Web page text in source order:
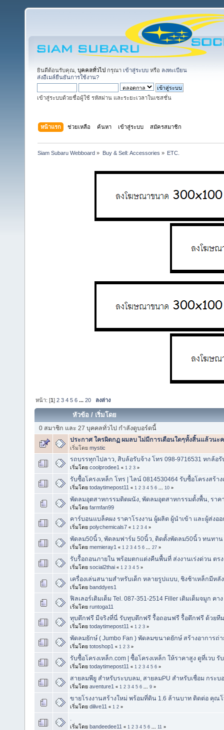
ยินดีต้อนรับคุณ, บุคคลทั่วไป กรุณา เข้าสู่ระบบ หรือ ลงทะเบียน
ส่งอีเมล์ยืนยันการใช้งาน?
เข้าสู่ระบบด้วยชื่อผู้ใช้ รหัสผ่าน และระยะเวลาในเซสชั่น
หน้าแรก ช่วยเหลือ ค้นหา เข้าสู่ระบบ สมัครสมาชิก
Siam Subaru Webboard » Buy & Sell: Accessories » ETC.
หน้า: [1]2 3 4 5 6 ...20 ลงล่าง
หัวข้อ / เริ่มโดย
0 สมาชิก และ 27 บุคคลทั่วไป กำลังดูบอร์ดนี้
ประกาศ ใครผิดกฏ ผมลบ ไม่มีการเตือนใดๆทั้งสิ้นแล้วนะ
เริ่มโดย mystic
รถบรรทุกไปลาว, สิบล้อรับจ้าง โทร 098-9716531 หกล้อรั
เริ่มโดย coolprodee1 « 1 2 3 »
รับซื้อโครงเหล็ก โทร | ไลน์ 0814530464 รับซื้อโครงสร้าง
เริ่มโดย todaytimepost11 « 1 2 3 4 5 6 10 »
พัดลมอุตสาหกรรมติดผนัง, พัดลมอุตสาหกรรมตั้งพื้น, ราค
เริ่มโดย farmfan99
คาร์บอนแบล็คผง ราคาโรงงาน ผู้ผลิต ผู้นำเข้า และผู้ส่งอ
เริ่มโดย polychemicals7 « 1 2 3 4 »
พัดลม50นิ้ว, พัดลมฟาร์ม 50นิ้ว, ติดตั้งพัดลม50นิ้ว ทนทาน
เริ่มโดย memieray1 « 1 2 3 4 5 6 27 »
รับรื้อถอนภายใน พร้อมตกแต่งคืนพื้นที่ ส่งงานเร่งด่วน ตร
เริ่มโดย social2thai « 1 2 3 4 5 »
เครื่องเล่นสนามสำหรับเด็ก หลายรูปแบบ, ชิงช้าเหล็กมีหลั
เริ่มโดย banddyes1
ฟิลเลอร์เติมเต็ม Tel. 087-351-2514 Filler เติมเต็มจมูก คา
เริ่มโดย runtoga11
ทุบตึกฟรี มีจริงที่นี่ รับทุบตึกฟรี รื้อถอนฟรี รื้อตึกฟรี ด้วยที
เริ่มโดย todaytimepost11 « 1 2 3 »
พัดลมยักษ์ ( Jumbo Fan ) พัดลมขนาดยักษ์ สร้างอาการถ่
เริ่มโดย totoshop1 « 1 2 3 »
รับซื้อโครงเหล็ก.com | ซื้อโครงเหล็ก ให้ราคาสูง ดูที่เวบ
เริ่มโดย todaytimepost11 « 1 2 3 4 5 6 »
สายลมพียู สำหรับระบบลม, สายลมPU สำหรับเชื่อม กระ
เริ่มโดย aventure1 « 1 2 3 4 5 6 9 »
ขายโรงงานสร้างใหม่ พร้อมที่ดิน 1.6 ล้านบาท ติดต่อ คุณโ
เริ่มโดย dilive11 « 1 2 »
เริ่มโดย bandeedee11 « 1 2 3 4 5 6 11 »